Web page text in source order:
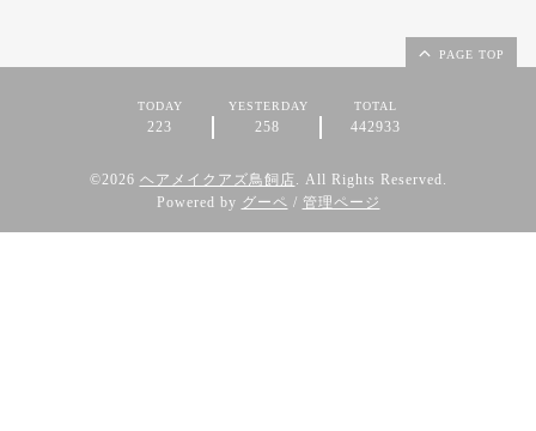
PAGE TOP
TODAY
223
YESTERDAY
258
TOTAL
442933
©2026 ヘアメイクアズ鳥飼店. All Rights Reserved.
Powered by グーペ / 管理ページ